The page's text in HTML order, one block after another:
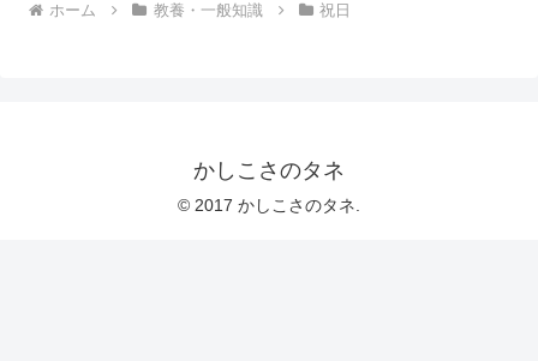
ホーム 教養・一般知識 祝日
かしこさのタネ
© 2017 かしこさのタネ.